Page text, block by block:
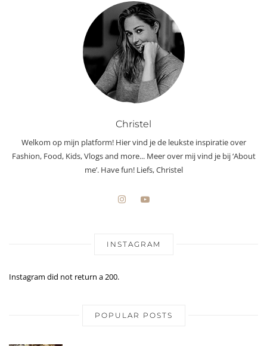
Christel
Welkom op mijn platform! Hier vind je de leukste inspiratie over
Fashion, Food, Kids, Vlogs and more... Meer over mij vind je bij ‘About
me’. Have fun! Liefs, Christel
INSTAGRAM
Instagram did not return a 200.
POPULAR POSTS